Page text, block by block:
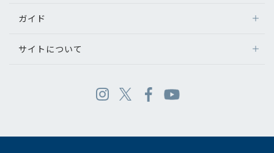
ガイド
サイトについて